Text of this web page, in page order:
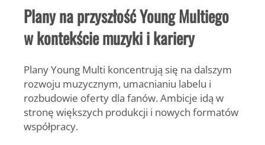
Plany na przyszłość Young Multiego
w kontekście muzyki i kariery
PlanyYoung Multi koncentrują się na dalszym
rozwoju muzycznym, umacnianiu labelu i
rozbudowie oferty dla fanów. Ambicje idą w
stronę większych produkcji i nowych formatów
współpracy.